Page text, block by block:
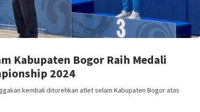
Kabupaten Bogor Raih Medali
2024
kembali ditorehkan atlet selam Kabupaten Bogor atas